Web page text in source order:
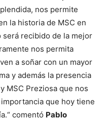
nos permite
la historia de MSC en
será recibido de la mejor
nos permita
a soñar con un mayor
y además la presencia
MSC Preziosa que nos
que hoy tiene
comentó Pablo